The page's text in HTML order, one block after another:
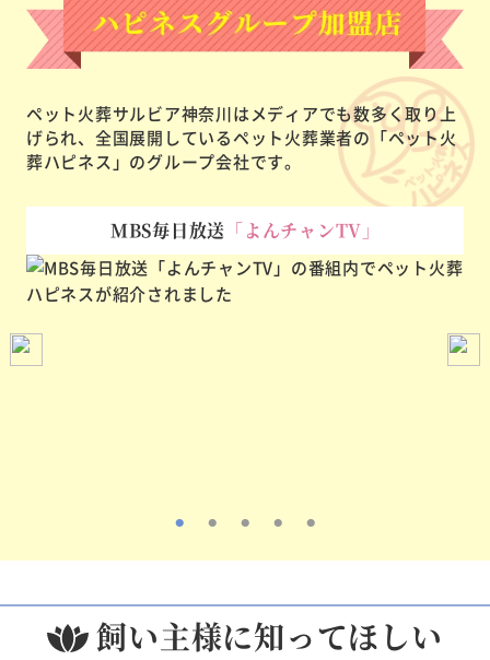
ペット火葬サルビア神奈川はメディアでも数多く取り上
げられ、 全国展開しているペット火葬業者の「ペット火
葬ハピネス」のグループ会社です。
MBS毎日放送 「よんチャンTV」
飼い主様に知ってほしい